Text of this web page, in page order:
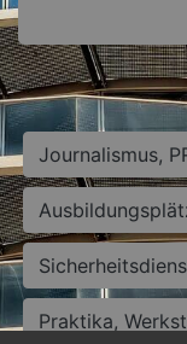
Journalismus,
Praktika,